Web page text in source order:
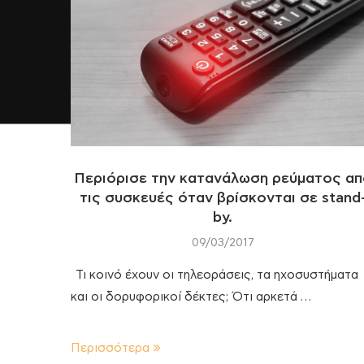
Περιόρισε την κατανάλωση ρεύματος
τις συσκευές όταν βρίσκονται σε
by.
09/03/2017
Τι κοινό έχουν οι τηλεοράσεις, τα ηχοσυστήματα
και οι δορυφορικοί δέκτες; Ότι αρκετά …
Περισσότερα